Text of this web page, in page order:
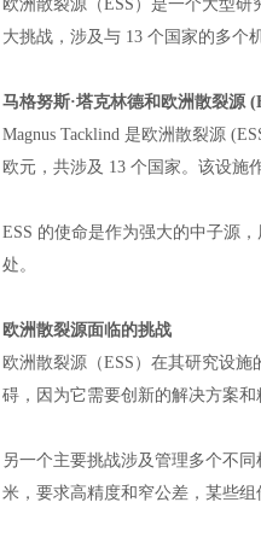
欧洲散裂源（ESS）是一个大型
大挑战，涉及与 13 个国家的多个
马格努斯·塔克林德和欧洲散裂源
Magnus Tacklind 是欧洲散裂源
欧元，共涉及 13 个国家。该设施
ESS 的使命是作为强大的中子源
处。
欧洲散裂源面临的挑战
欧洲散裂源（ESS）在其研究设
碍，因为它需要创新的解决方案和
另一个主要挑战涉及管理多个不
米，要求高精度和窄公差，某些组